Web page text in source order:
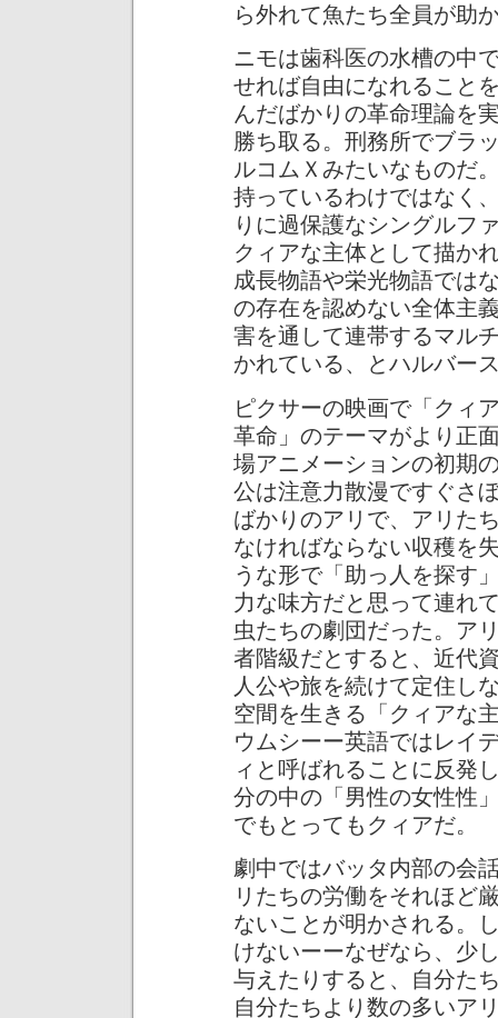
ら外れて魚たち全員が助
ニモは歯科医の水槽の中
せれば自由になれること
んだばかりの革命理論を
勝ち取る。刑務所でブラ
ルコムＸみたいなものだ
持っているわけではなく
りに過保護なシングルフ
クィアな主体として描か
成長物語や栄光物語では
の存在を認めない全体主
害を通して連帯するマル
かれている、とハルバー
ピクサーの映画で「クィ
革命」のテーマがより正
場アニメーションの初期
公は注意力散漫ですぐさ
ばかりのアリで、アリた
なければならない収穫を
うな形で「助っ人を探す
力な味方だと思って連れ
虫たちの劇団だった。ア
者階級だとすると、近代
人公や旅を続けて定住し
空間を生きる「クィアな
ウムシーー英語ではレイ
ィと呼ばれることに反発
分の中の「男性の女性性
でもとってもクィアだ。
劇中ではバッタ内部の会
リたちの労働をそれほど
ないことが明かされる。
けないーーなぜなら、少
与えたりすると、自分た
自分たちより数の多いア